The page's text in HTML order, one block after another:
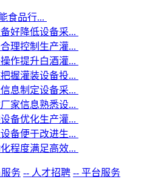
食品行...
好降低设备采...
理控制生产灌...
作提升白酒灌...
握灌装设备投...
息制定设备采...
家信息熟悉设...
备优化生产灌...
备便于改进生...
程度满足高效...
务 -- 人才招聘 -- 平台服务